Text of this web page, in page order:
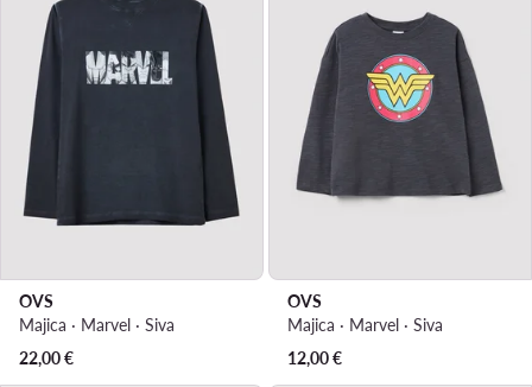
OVS
Majica · Marvel · Siva
22,00€
OVS
Majica · Marvel · Siva
12,00€